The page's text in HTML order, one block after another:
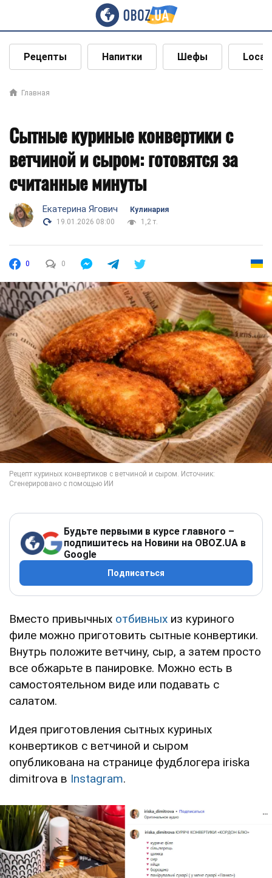
Рецепты Напитки Шефы Local
Главная
Сытные куриные конвертики с
ветчиной и сыром: готовятся за
считанные минуты
Екатерина Ягович
Кулинария
19.01.2026 08:00
1,2 т.
0 0
Будьте первыми в курсе главного –
подпишитесь на Новини на OBOZ.UA в
Google
Подписаться
Вместо привычных отбивных из куриного
филе можно приготовить сытные конвертики.
Внутрь положите ветчину, сыр, а затем просто
все обжарьте в панировке. Можно есть в
самостоятельном виде или подавать с
салатом.
Идея приготовления сытных куриных
конвертиков с ветчиной и сыром
опубликована на странице фудблогера iriska
dimitrova в Instagram.